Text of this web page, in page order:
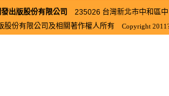
出版股份有限公司
235026 台灣新北市中和區
股份有限公司及相關著作權人所有
Copyright